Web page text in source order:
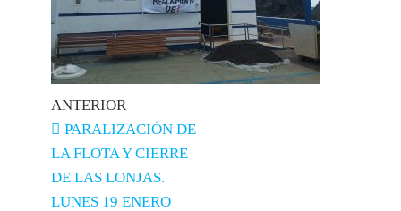
ANTERIOR
PARALIZACIÓN DE
LA FLOTA Y CIERRE
DE LAS LONJAS.
LUNES 19 ENERO